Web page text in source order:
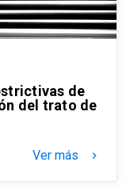
de
del trato de
Ver más keyboard_arrow_right